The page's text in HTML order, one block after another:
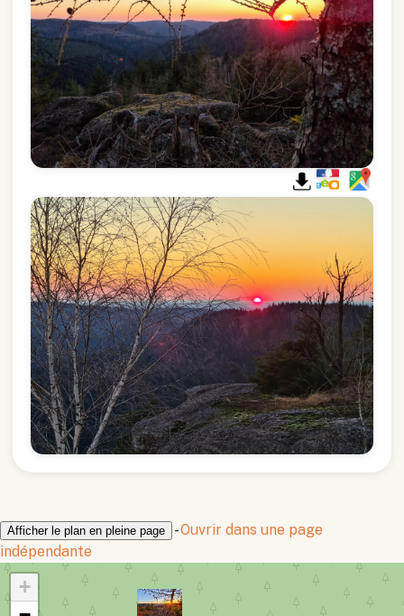
Afficher le plan en pleine page -Ouvrir dans une page
indépendante